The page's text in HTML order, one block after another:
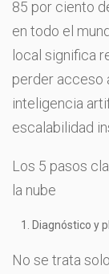
85 por ciento
en todo el
local significa
perder acceso
inteligencia
escalabilidad
Los 5 pasos
la nube
Diagnóstico y
No se trata